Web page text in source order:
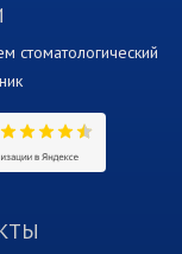
стоматологический